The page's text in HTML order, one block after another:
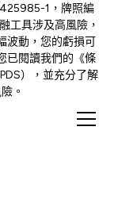
1，牌照編
工具涉及高風險，
波動，您的虧損可
已閱讀我們的《條
），並充分了解
。